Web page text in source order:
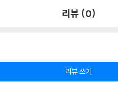
리뷰 (0)
리뷰 쓰기